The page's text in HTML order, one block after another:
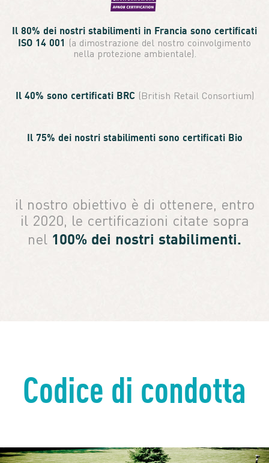
Il 80% dei nostri stabilimenti in Francia sono certificati
ISO 14 001
(a dimostrazione del nostro coinvolgimento
nella protezione ambientale).
Il 40% sono certificati BRC (British Retail Consortium)
Il 75% dei nostri stabilimenti sono certificati Bio
il nostro obiettivo è di ottenere, entro
il 2020, le certificazioni citate sopra
nel 100% dei nostri stabilimenti.
Codice di condotta